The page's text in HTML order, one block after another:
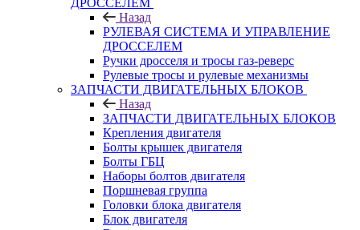
ДРОССЕЛЕМ
Назад
РУЛЕВАЯ СИСТЕМА И УПРАВЛЕНИЕ
ДРОССЕЛЕМ
Ручки дросселя и тросы газ-реверс
Рулевые тросы и рулевые механизмы
ЗАПЧАСТИ ДВИГАТЕЛЬНЫХ БЛОКОВ
Назад
ЗАПЧАСТИ ДВИГАТЕЛЬНЫХ БЛОКОВ
Крепления двигателя
Болты крышек двигателя
Болты ГБЦ
Наборы болтов двигателя
Поршневая группа
Головки блока двигателя
Блок двигателя